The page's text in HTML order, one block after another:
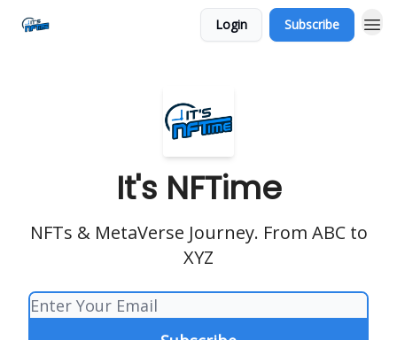
Login Subscribe
It's NFTime
NFTs & MetaVerse Journey. From ABC to
XYZ